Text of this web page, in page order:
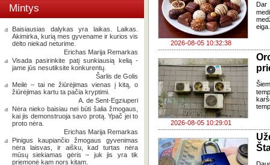
Mintys
Baisiausias dalykas yra laikas. Laikas.
Akimirka, kurią mes gyvename ir kurios vis
dėlto niekad neturime.
Erichas Marija Remarkas
Visada pasirinkite patį sunkiausią kelią -
jame jūs nesutiksite konkurentų.
Šarlis de Golis
Meilė – tai ne žiūrėjimas vienas į kitą, o
žiūrėjimas kartu ta pačia kryptimi.
A. de Sent-Egziuperi
Nėra nieko baisiau nei būti šalia žmogaus,
kai jis demonstruoja savo protą. Ypač jei to
proto nėra.
Erichas Marija Remarkas
Pinigus kaupiančio žmogaus gyvenimas
nėra laisvas, ir aišku, kad turtas nėra
mūsų siekiamas gėris – juk jis yra tik
priemonė kam nors kitam.
2026-08-05 10:32:38
Dar
2026-08-05 10:29:01